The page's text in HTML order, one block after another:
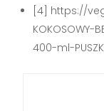
[4] https://
KOKOSOWY-
400-ml-